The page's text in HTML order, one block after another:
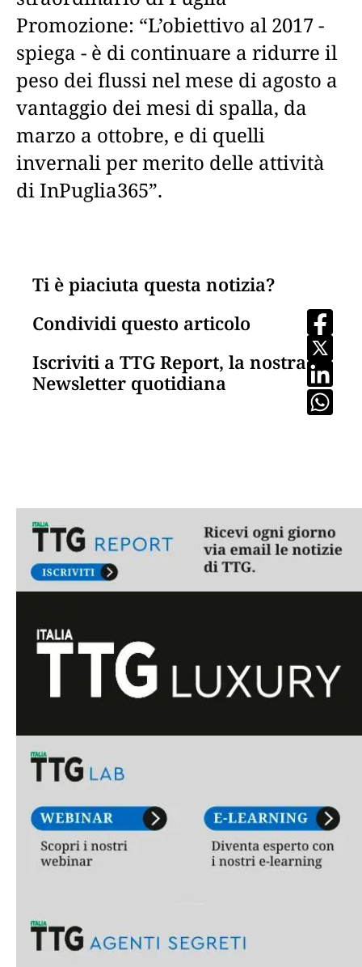
Promozione: “L’obiettivo al 2017 -
spiega - è di continuare a ridurre il
peso dei flussi nel mese di agosto a
vantaggio dei mesi di spalla, da
marzo a ottobre, e di quelli
invernali per merito delle attività
di InPuglia365”.
Ti è piaciuta questa notizia?
Condividi questo articolo
Iscriviti a TTG Report, la nostra
Newsletter quotidiana